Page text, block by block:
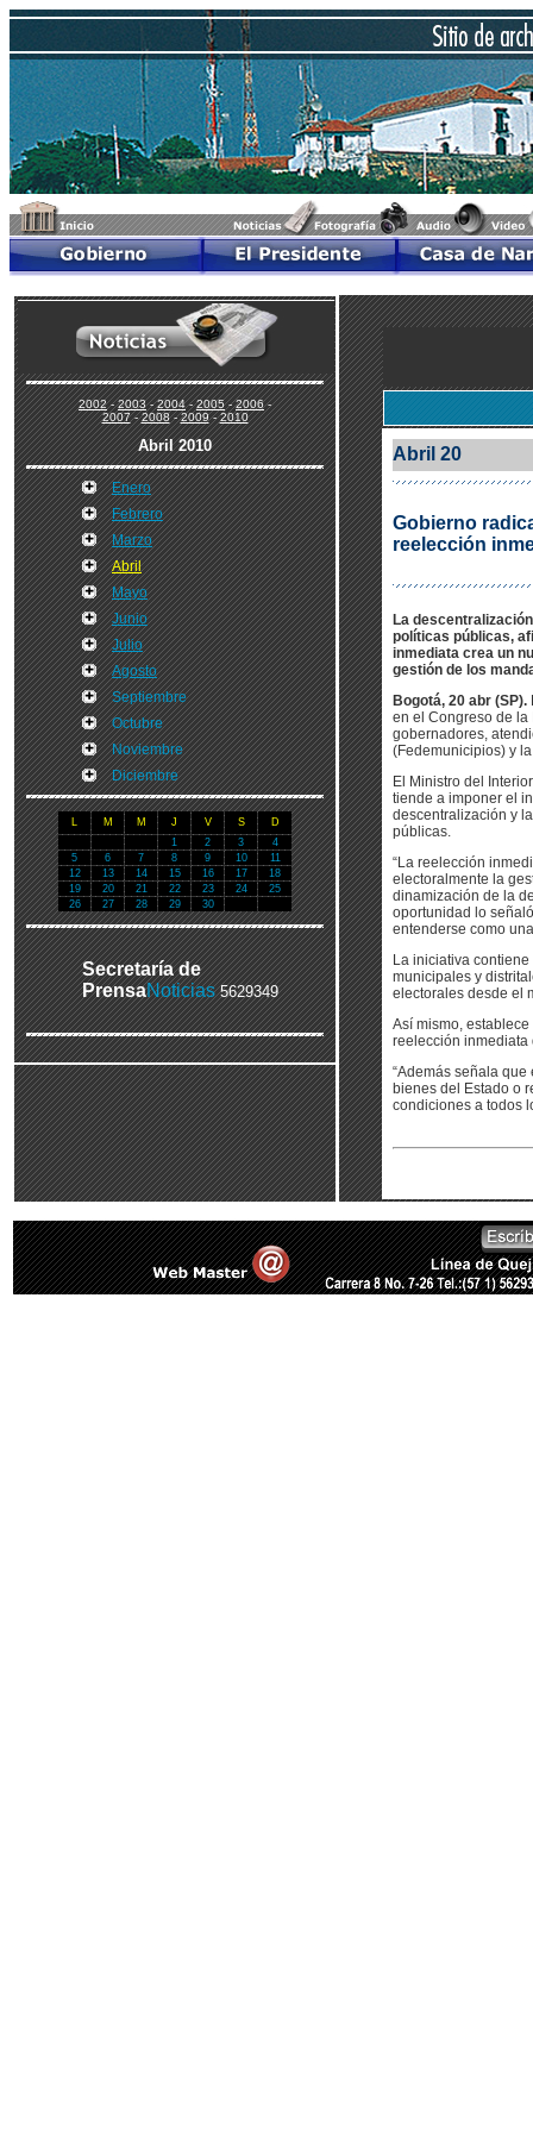
2002-2003-2004-2005-2006-
2007-2008-2009-2010
Abril 2010
Enero
Febrero
Marzo
Abril
Mayo
Junio
Julio
Agosto
Septiembre
Octubre
Noviembre
Diciembre
L M M J V S
D
1
2 3
4
5
6 7 8 9 10
11
12
13 14 15 16 17
18
19
20 21 22 23 24
25
26
27 28 29 30
Secretaría de
PrensaNoticias 5629349
Abril 20
Gobierno
reelección
La
políticas públicas,
inmediata crea un
gestión de los
Bogotá, 20 abr (SP).
en el Congreso de
gobernadores,
(Fedemunicipios) y
El Ministro del
tiende a imponer el
descentralización y
públicas.
“La reelección
electoralmente la
dinamización de la
oportunidad lo
entenderse como
La iniciativa
municipales y
electorales desde el
Así mismo,
reelección inmediata
“Además señala
bienes del Estado o
condiciones a todos